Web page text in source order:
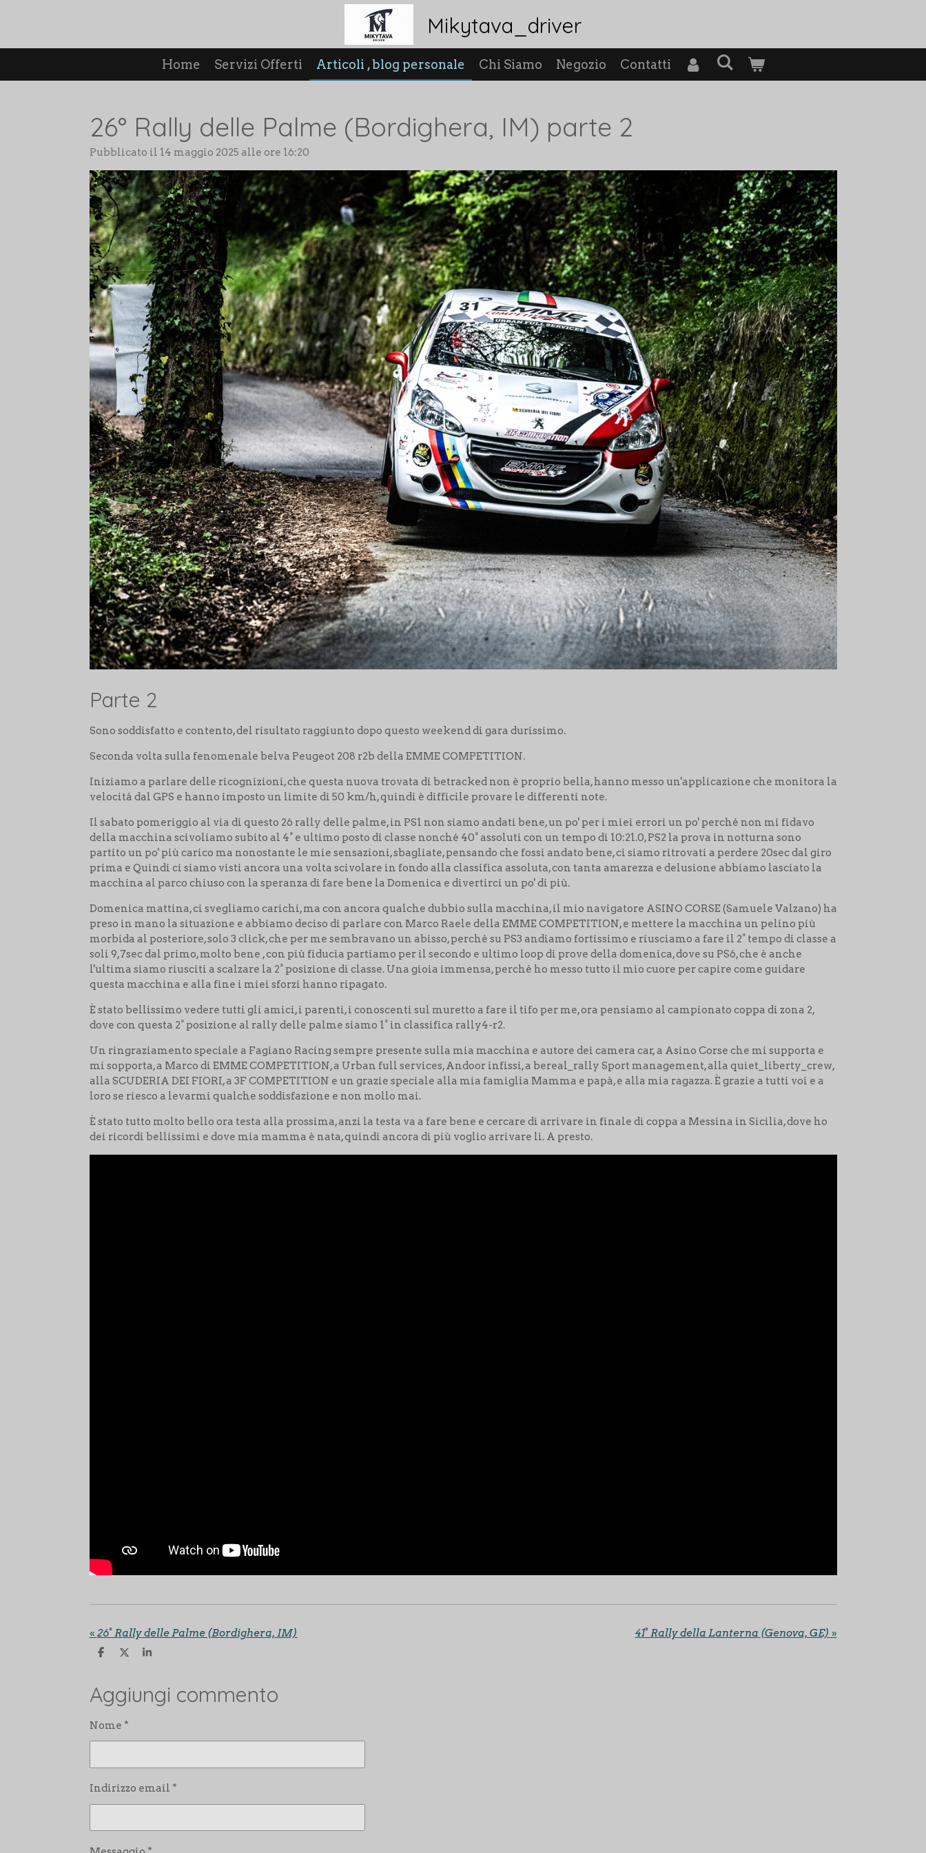
Mikytava_driver
Home Servizi Offerti Articoli , blog personale Chi Siamo Negozio Contatti
26° Rally delle Palme (Bordighera, IM) parte 2
Pubblicato il 14 maggio 2025 alle ore 16:20
Parte 2
Sono soddisfatto e contento, del risultato raggiunto dopo questo weekend di gara durissimo.
Seconda volta sulla fenomenale belva Peugeot 208 r2b della EMME COMPETITION.
Iniziamo a parlare delle ricognizioni, che questa nuova trovata di betracked non è proprio bella, hanno messo un'applicazione che monitora la
velocitá dal GPS e hanno imposto un limite di 50 km/h, quindi è difficile provare le differenti note.
Il sabato pomeriggio al via di questo 26 rally delle palme, in PS1 non siamo andati bene, un po' per i miei errori un po' perché non mi fidavo
della macchina scivoliamo subito al 4° e ultimo posto di classe nonché 40° assoluti con un tempo di 10:21.0, PS2 la prova in notturna sono
partito un po' più carico ma nonostante le mie sensazioni, sbagliate, pensando che fossi andato bene, ci siamo ritrovati a perdere 20sec dal giro
prima e Quindi ci siamo visti ancora una volta scivolare in fondo alla classifica assoluta, con tanta amarezza e delusione abbiamo lasciato la
macchina al parco chiuso con la speranza di fare bene la Domenica e divertirci un po' di più.
Domenica mattina, ci svegliamo carichi, ma con ancora qualche dubbio sulla macchina, il mio navigatore ASINO CORSE (Samuele Valzano) ha
preso in mano la situazione e abbiamo deciso di parlare con Marco Raele della EMME COMPETITION, e mettere la macchina un pelino più
morbida al posteriore, solo 3 click, che per me sembravano un abisso, perché su PS3 andiamo fortissimo e riusciamo a fare il 2° tempo di classe a
soli 9,7sec dal primo, molto bene , con più fiducia partiamo per il secondo e ultimo loop di prove della domenica, dove su PS6, che è anche
l'ultima siamo riusciti a scalzare la 2° posizione di classe. Una gioia immensa, perché ho messo tutto il mio cuore per capire come guidare
questa macchina e alla fine i miei sforzi hanno ripagato.
È stato bellissimo vedere tutti gli amici, i parenti, i conoscenti sul muretto a fare il tifo per me, ora pensiamo al campionato coppa di zona 2,
dove con questa 2° posizione al rally delle palme siamo 1° in classifica rally4-r2.
Un ringraziamento speciale a Fagiano Racing sempre presente sulla mia macchina e autore dei camera car, a Asino Corse che mi supporta e
mi sopporta, a Marco di EMME COMPETITION, a Urban full services, Andoor infissi, a bereal_rally Sport management, alla quiet_liberty_crew,
alla SCUDERIA DEI FIORI, a 3F COMPETITION e un grazie speciale alla mia famiglia Mamma e papà, e alla mia ragazza. È grazie a tutti voi e a
loro se riesco a levarmi qualche soddisfazione e non mollo mai.
È stato tutto molto bello ora testa alla prossima, anzi la testa va a fare bene e cercare di arrivare in finale di coppa a Messina in Sicilia, dove ho
dei ricordi bellissimi e dove mia mamma è nata, quindi ancora di più voglio arrivare lì. A presto.
« 26° Rally delle Palme (Bordighera, IM) 41° Rally della Lanterna (Genova, GE) »
C
i
v
d
i
C
i
v
i
i
C
i
Aggiungi commento
Nome *
Indirizzo email *